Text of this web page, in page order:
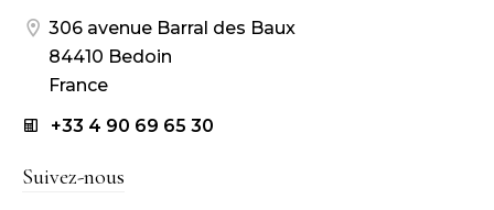
306 avenue Barral des Baux
84410 Bedoin
France
+33 4 90 69 65 30
Suivez-nous